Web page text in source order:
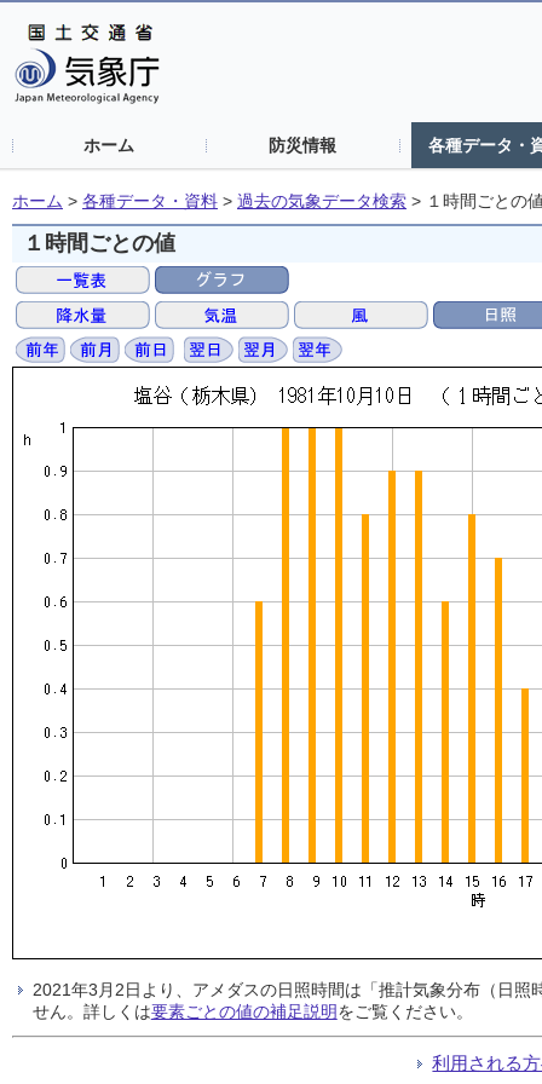
ホーム 防災情報 各種データ・
ホーム > 各種データ・資料 > 過去の気象データ検索 > １時間ごとの
１時間ごとの値
2021年3月2日より、アメダスの日照時間は「推計気象分布（日
せん。詳しくは要素ごとの値の補足説明をご覧ください。
利用される